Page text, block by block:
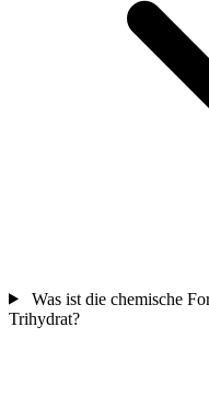
Was ist die chemische
Trihydrat?